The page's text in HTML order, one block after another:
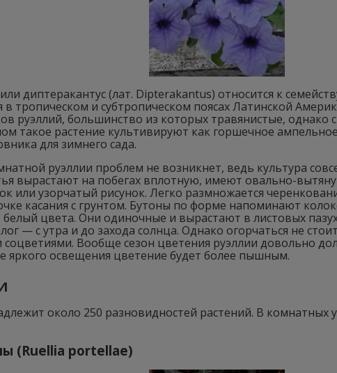
диптеракантус (лат. Dipterakantus) относится к
в тропическом и субтропическом поясах Латинской
руэллий, большинство из которых травянистые, однако
такое растение культивируют как горшечное
для зимнего сада.
руэллии проблем не возникнет, ведь культура
вырастают на побегах вплотную, имеют овально-
или узорчатый рисунок. Легко размножается
касания с грунтом. Бутоны по форме напоминают
цвета. Они одиночные и вырастают в листовых
— с утра и до захода солнца. Однако огорчаться не
Вообще сезон цветения руэллии довольно
яркого освещения цветение будет более пышным.
около 250 разновидностей растений. В комнатных
(Ruellia portellae)